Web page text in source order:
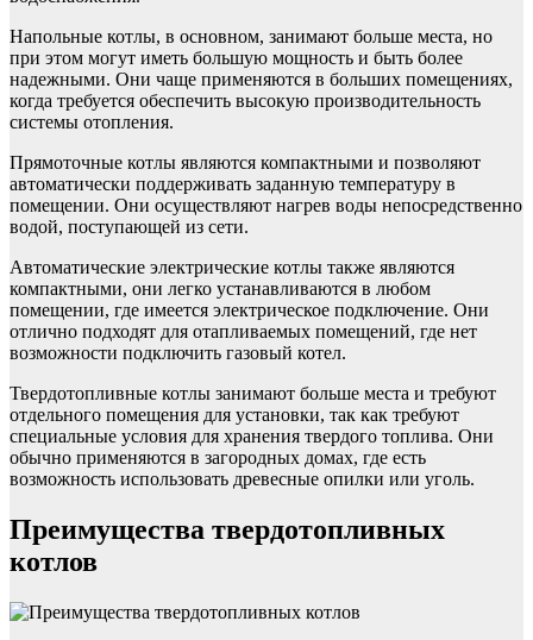
Напольные котлы, в основном, занимают больше места, но
при этом могут иметь большую мощность и быть более
надежными. Они чаще применяются в больших помещениях,
когда требуется обеспечить высокую производительность
системы отопления.
Прямоточные котлы являются компактными и позволяют
автоматически поддерживать заданную температуру в
помещении. Они осуществляют нагрев воды непосредственно
водой, поступающей из сети.
Автоматические электрические котлы также являются
компактными, они легко устанавливаются в любом
помещении, где имеется электрическое подключение. Они
отлично подходят для отапливаемых помещений, где нет
возможности подключить газовый котел.
Твердотопливные котлы занимают больше места и требуют
отдельного помещения для установки, так как требуют
специальные условия для хранения твердого топлива. Они
обычно применяются в загородных домах, где есть
возможность использовать древесные опилки или уголь.
Преимущества твердотопливных
котлов